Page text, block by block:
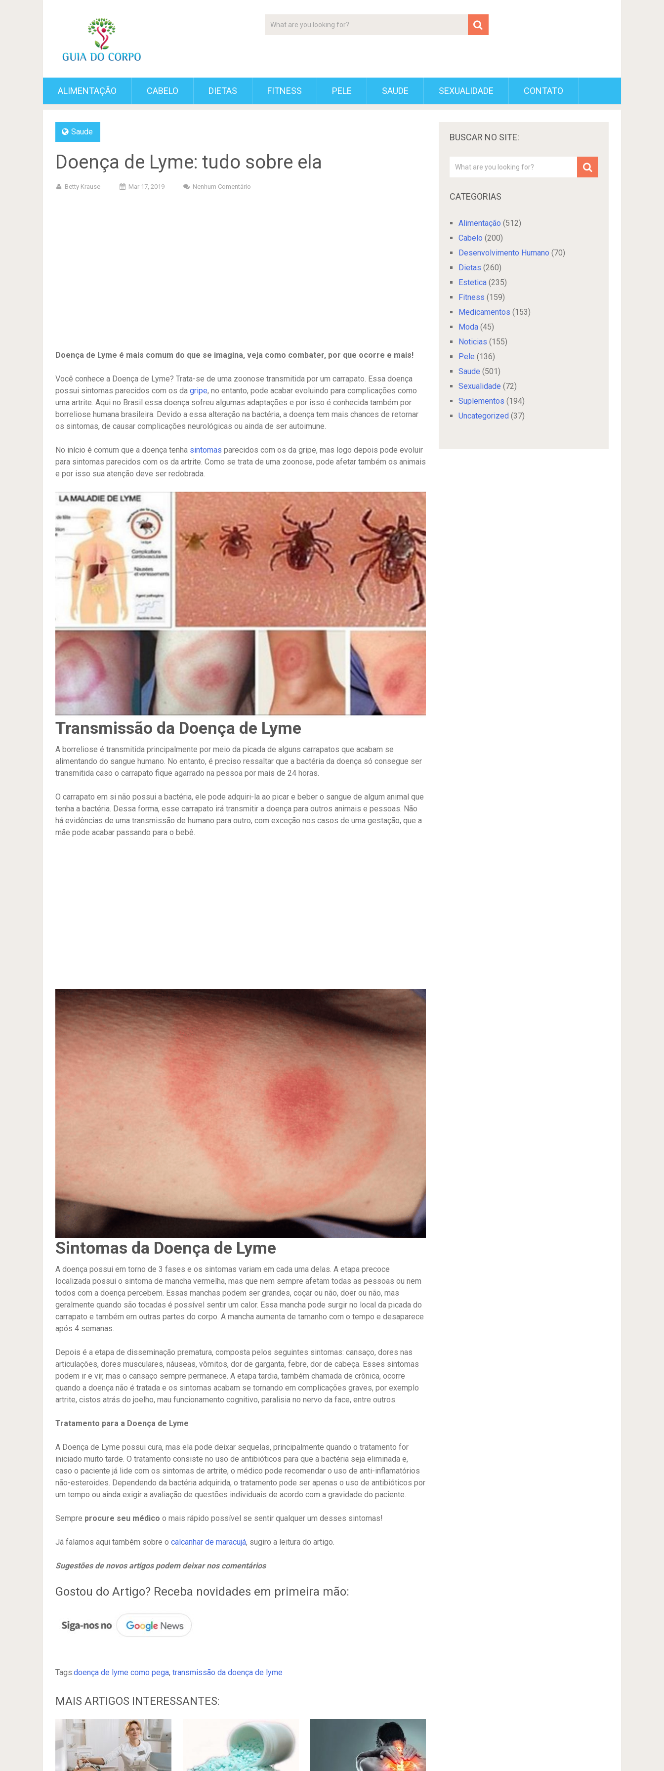
ALIMENTAÇÃO CABELO DIETAS FITNESS PELE SAUDE SEXUALIDADE CONTATO
Saude
Doença de Lyme: tudo sobre ela
Betty Krause Mar 17, 2019 Nenhum Comentário
Doença de Lyme é mais comum do que se imagina, veja como combater, por que ocorre e mais!
Você conhece a Doença de Lyme? Trata-se de uma zoonose transmitida por um carrapato. Essa doença
possui sintomas parecidos com os da gripe, no entanto, pode acabar evoluindo para complicações como
uma artrite. Aqui no Brasil essa doença sofreu algumas adaptações e por isso é conhecida também por
borreliose humana brasileira. Devido a essa alteração na bactéria, a doença tem mais chances de retornar
os sintomas, de causar complicações neurológicas ou ainda de ser autoimune.
No início é comum que a doença tenha sintomas parecidos com os da gripe, mas logo depois pode evoluir
para sintomas parecidos com os da artrite. Como se trata de uma zoonose, pode afetar também os animais
e por isso sua atenção deve ser redobrada.
Transmissão da Doença de Lyme
A borreliose é transmitida principalmente por meio da picada de alguns carrapatos que acabam se
alimentando do sangue humano. No entanto, é preciso ressaltar que a bactéria da doença só consegue ser
transmitida caso o carrapato fique agarrado na pessoa por mais de 24 horas.
O carrapato em si não possui a bactéria, ele pode adquiri-la ao picar e beber o sangue de algum animal que
tenha a bactéria. Dessa forma, esse carrapato irá transmitir a doença para outros animais e pessoas. Não
há evidências de uma transmissão de humano para outro, com exceção nos casos de uma gestação, que a
mãe pode acabar passando para o bebê.
Sintomas da Doença de Lyme
A doença possui em torno de 3 fases e os sintomas variam em cada uma delas. A etapa precoce
localizada possui o sintoma de mancha vermelha, mas que nem sempre afetam todas as pessoas ou nem
todos com a doença percebem. Essas manchas podem ser grandes, coçar ou não, doer ou não, mas
geralmente quando são tocadas é possível sentir um calor. Essa mancha pode surgir no local da picada do
carrapato e também em outras partes do corpo. A mancha aumenta de tamanho com o tempo e desaparece
após 4 semanas.
Depois é a etapa de disseminação prematura, composta pelos seguintes sintomas: cansaço, dores nas
articulações, dores musculares, náuseas, vômitos, dor de garganta, febre, dor de cabeça. Esses sintomas
podem ir e vir, mas o cansaço sempre permanece. A etapa tardia, também chamada de crônica, ocorre
quando a doença não é tratada e os sintomas acabam se tornando em complicações graves, por exemplo
artrite, cistos atrás do joelho, mau funcionamento cognitivo, paralisia no nervo da face, entre outros.
Tratamento para a Doença de Lyme
A Doença de Lyme possui cura, mas ela pode deixar sequelas, principalmente quando o tratamento for
iniciado muito tarde. O tratamento consiste no uso de antibióticos para que a bactéria seja eliminada e,
caso o paciente já lide com os sintomas de artrite, o médico pode recomendar o uso de anti-inflamatórios
não-esteroides. Dependendo da bactéria adquirida, o tratamento pode ser apenas o uso de antibióticos por
um tempo ou ainda exigir a avaliação de questões individuais de acordo com a gravidade do paciente.
Sempre procure seu médico o mais rápido possível se sentir qualquer um desses sintomas!
Já falamos aqui também sobre o calcanhar de maracujá, sugiro a leitura do artigo.
Sugestões de novos artigos podem deixar nos comentários
Gostou do Artigo? Receba novidades em primeira mão:
Tags:doença de lyme como pega, transmissão da doença de lyme
MAIS ARTIGOS INTERESSANTES:
BUSCAR NO SITE:
CATEGORIAS
Alimentação (512)
Cabelo (200)
Desenvolvimento Humano (70)
Dietas (260)
Estetica (235)
Fitness (159)
Medicamentos (153)
Moda (45)
Noticias (155)
Pele (136)
Saude (501)
Sexualidade (72)
Suplementos (194)
Uncategorized (37)